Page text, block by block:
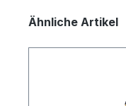
Produktgalerie
Ähnliche Artikel